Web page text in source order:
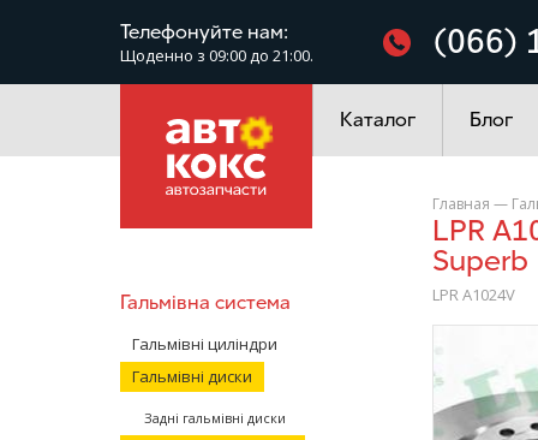
Телефонуйте нам:
Щоденно з 09:00 до 21:00. (066)
Каталог
Електроустаткування
Блог
Гальмівна система
Гальмівні циліндри
Гальмівні диски
Задні гальмівні диски
Главная —
LPR A1024V Гальмівний диск передній VW Golf Passat Skoda
Superb
LPR A1024V